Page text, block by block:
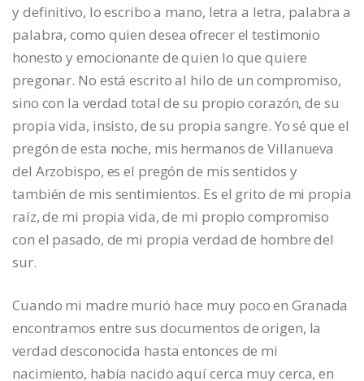
y definitivo, lo escribo a mano, letra a letra, palabra a
palabra, como quien desea ofrecer el testimonio
honesto y emocionante de quien lo que quiere
pregonar. No está escrito al hilo de un compromiso,
sino con la verdad total de su propio corazón, de su
propia vida, insisto, de su propia sangre. Yo sé que el
pregón de esta noche, mis hermanos de Villanueva
del Arzobispo, es el pregón de mis sentidos y
también de mis sentimientos. Es el grito de mi propia
raíz, de mi propia vida, de mi propio compromiso
con el pasado, de mi propia verdad de hombre del
sur.
Cuando mi madre murió hace muy poco en Granada
encontramos entre sus documentos de origen, la
verdad desconocida hasta entonces de mi
nacimiento, había nacido aquí cerca muy cerca, en